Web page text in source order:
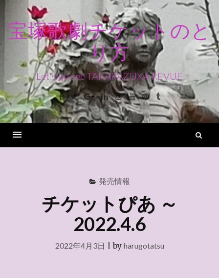
ン
ス
キ
ッ
宝塚歌劇チケットのと
り方
Let's go see TAKARAZUKA REVUE
Facebook
TwitterGoogle+LinkedinInstagram
YoutubePinterest
Tumblr
発売情報
チケットぴあ ～
2022.4.6
2022年4月3日 |by harugotatsu